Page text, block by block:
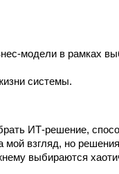
модели в рамках
системы.
ИТ-решение,
мой взгляд, но решения
выбираются